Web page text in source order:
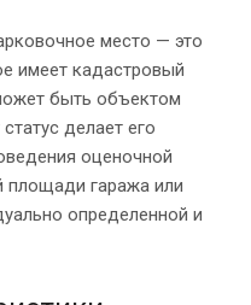
место — это
имеет кадастровый
быть объектом
делает его
оценочной
площади гаража или
определенной и